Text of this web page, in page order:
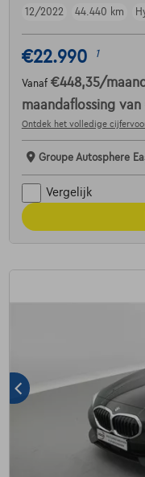
12/2022 44.440 km
€22.990 1
Vanaf €448,35/maand
maandaflossing van
Ontdek het volledige
Groupe Autosphere
Vergelijk